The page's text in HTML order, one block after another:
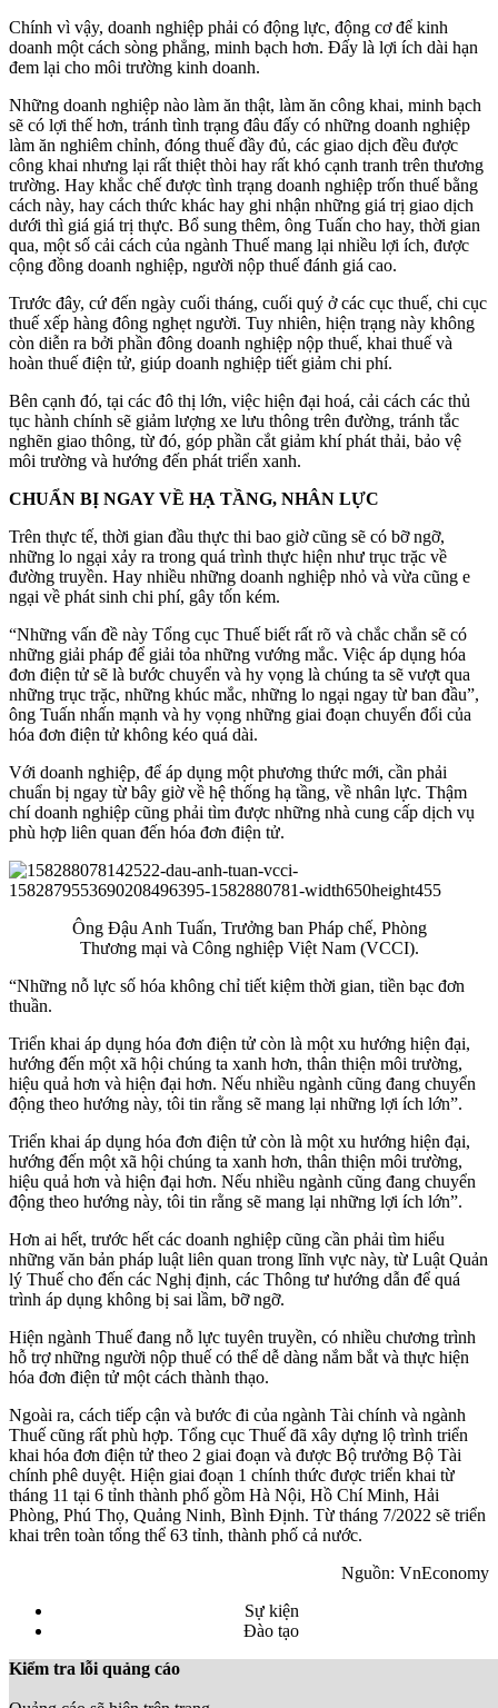
Chính vì vậy, doanh nghiệp phải có động lực, động cơ để kinh
doanh một cách sòng phẳng, minh bạch hơn. Đấy là lợi ích dài hạn
đem lại cho môi trường kinh doanh.
Những doanh nghiệp nào làm ăn thật, làm ăn công khai, minh bạch
sẽ có lợi thế hơn, tránh tình trạng đâu đấy có những doanh nghiệp
làm ăn nghiêm chỉnh, đóng thuế đầy đủ, các giao dịch đều được
công khai nhưng lại rất thiệt thòi hay rất khó cạnh tranh trên thương
trường. Hay khắc chế được tình trạng doanh nghiệp trốn thuế bằng
cách này, hay cách thức khác hay ghi nhận những giá trị giao dịch
dưới thì giá giá trị thực. Bổ sung thêm, ông Tuấn cho hay, thời gian
qua, một số cải cách của ngành Thuế mang lại nhiều lợi ích, được
cộng đồng doanh nghiệp, người nộp thuế đánh giá cao.
Trước đây, cứ đến ngày cuối tháng, cuối quý ở các cục thuế, chi cục
thuế xếp hàng đông nghẹt người. Tuy nhiên, hiện trạng này không
còn diễn ra bởi phần đông doanh nghiệp nộp thuế, khai thuế và
hoàn thuế điện tử, giúp doanh nghiệp tiết giảm chi phí.
Bên cạnh đó, tại các đô thị lớn, việc hiện đại hoá, cải cách các thủ
tục hành chính sẽ giảm lượng xe lưu thông trên đường, tránh tắc
nghẽn giao thông, từ đó, góp phần cắt giảm khí phát thải, bảo vệ
môi trường và hướng đến phát triển xanh.
CHUẨN BỊ NGAY VỀ HẠ TẦNG, NHÂN LỰC
Trên thực tế, thời gian đầu thực thi bao giờ cũng sẽ có bỡ ngỡ,
những lo ngại xảy ra trong quá trình thực hiện như trục trặc về
đường truyền. Hay nhiều những doanh nghiệp nhỏ và vừa cũng e
ngại về phát sinh chi phí, gây tốn kém.
“Những vấn đề này Tổng cục Thuế biết rất rõ và chắc chắn sẽ có
những giải pháp để giải tỏa những vướng mắc. Việc áp dụng hóa
đơn điện tử sẽ là bước chuyển và hy vọng là chúng ta sẽ vượt qua
những trục trặc, những khúc mắc, những lo ngại ngay từ ban đầu”,
ông Tuấn nhấn mạnh và hy vọng những giai đoạn chuyển đổi của
hóa đơn điện tử không kéo quá dài.
Với doanh nghiệp, để áp dụng một phương thức mới, cần phải
chuẩn bị ngay từ bây giờ về hệ thống hạ tầng, về nhân lực. Thậm
chí doanh nghiệp cũng phải tìm được những nhà cung cấp dịch vụ
phù hợp liên quan đến hóa đơn điện tử.
Ông Đậu Anh Tuấn, Trưởng ban Pháp chế, Phòng
Thương mại và Công nghiệp Việt Nam (VCCI).
“Những nỗ lực số hóa không chỉ tiết kiệm thời gian, tiền bạc đơn
thuần.
Triển khai áp dụng hóa đơn điện tử còn là một xu hướng hiện đại,
hướng đến một xã hội chúng ta xanh hơn, thân thiện môi trường,
hiệu quả hơn và hiện đại hơn. Nếu nhiều ngành cũng đang chuyển
động theo hướng này, tôi tin rằng sẽ mang lại những lợi ích lớn”.
Triển khai áp dụng hóa đơn điện tử còn là một xu hướng hiện đại,
hướng đến một xã hội chúng ta xanh hơn, thân thiện môi trường,
hiệu quả hơn và hiện đại hơn. Nếu nhiều ngành cũng đang chuyển
động theo hướng này, tôi tin rằng sẽ mang lại những lợi ích lớn”.
Hơn ai hết, trước hết các doanh nghiệp cũng cần phải tìm hiểu
những văn bản pháp luật liên quan trong lĩnh vực này, từ Luật Quản
lý Thuế cho đến các Nghị định, các Thông tư hướng dẫn để quá
trình áp dụng không bị sai lầm, bỡ ngỡ.
Hiện ngành Thuế đang nỗ lực tuyên truyền, có nhiều chương trình
hỗ trợ những người nộp thuế có thể dễ dàng nắm bắt và thực hiện
hóa đơn điện tử một cách thành thạo.
Ngoài ra, cách tiếp cận và bước đi của ngành Tài chính và ngành
Thuế cũng rất phù hợp. Tổng cục Thuế đã xây dựng lộ trình triển
khai hóa đơn điện tử theo 2 giai đoạn và được Bộ trưởng Bộ Tài
chính phê duyệt. Hiện giai đoạn 1 chính thức được triển khai từ
tháng 11 tại 6 tỉnh thành phố gồm Hà Nội, Hồ Chí Minh, Hải
Phòng, Phú Thọ, Quảng Ninh, Bình Định. Từ tháng 7/2022 sẽ triển
khai trên toàn tổng thể 63 tỉnh, thành phố cả nước.
Nguồn: VnEconomy
Sự kiện
Đào tạo
Kiểm tra lỗi quảng cáo